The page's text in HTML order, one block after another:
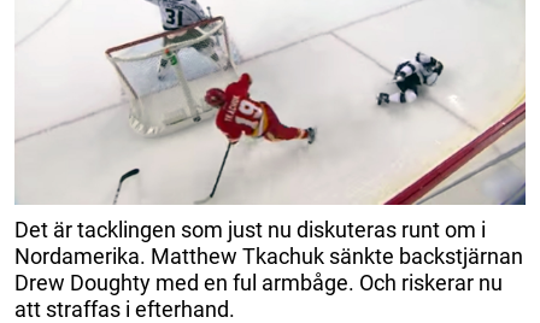
Det är tacklingen som just nu diskuteras runt om i
Nordamerika. Matthew Tkachuk sänkte backstjärnan
Drew Doughty med en ful armbåge. Och riskerar nu
att straffas i efterhand.